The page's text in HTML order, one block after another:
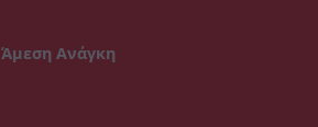
Άμεση Ανάγκη